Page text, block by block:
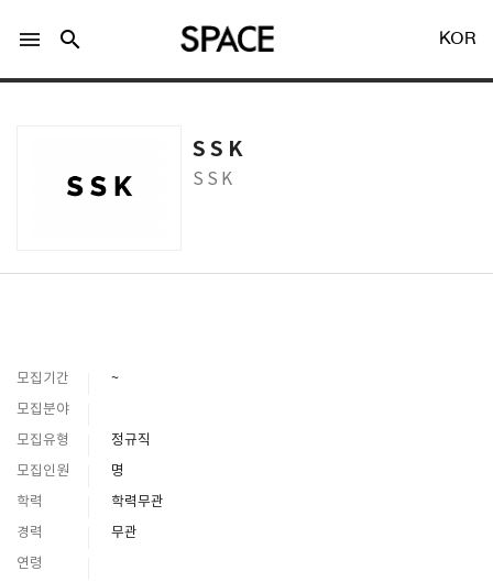
SPACE 소개
menu search KOR
S S K
S S K
모집기간
~
모집분야
모집유형
정규직
모집인원
명
학력
학력무관
경력
무관
연령